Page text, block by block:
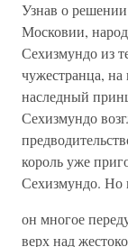
Узнав о
Московии,
Сехизмундо из
чужестранца, на
наследный
Сехизмундо
король уже
Сехизмундо. Но
он многое
верх над